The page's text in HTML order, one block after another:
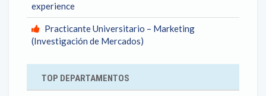
experience
Practicante Universitario – Marketing
(Investigación de Mercados)
TOP DEPARTAMENTOS